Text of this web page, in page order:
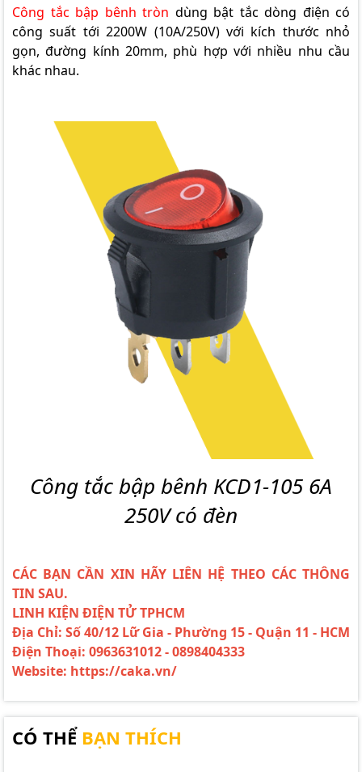
Công tắc bập bênh tròn dùng bật tắc dòng điện có
công suất tới 2200W (10A/250V) với kích thước nhỏ
gọn, đường kính 20mm, phù hợp với nhiều nhu cầu
khác nhau.
Công tắc bập bênh KCD1-105 6A
250V có đèn
CÁC BẠN CẦN XIN HÃY LIÊN HỆ THEO CÁC THÔNG
TIN SAU.
LINH KIỆN ĐIỆN TỬ TPHCM
Địa Chỉ: Số 40/12 Lữ Gia - Phường 15 - Quận 11 - HCM
Điện Thoại: 0963631012 - 0898404333
Website: https://caka.vn/
CÓ THỂ BẠN THÍCH